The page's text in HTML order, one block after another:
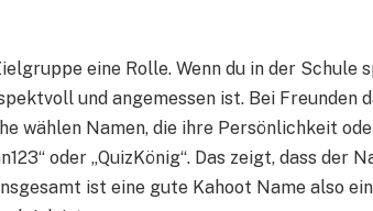
eine Rolle. Wenn du in der Schule
und angemessen ist. Bei Freunden
wählen Namen, die ihre Persönlichkeit
oder „QuizKönig“. Das zeigt, dass der
ist eine gute Kahoot Name also